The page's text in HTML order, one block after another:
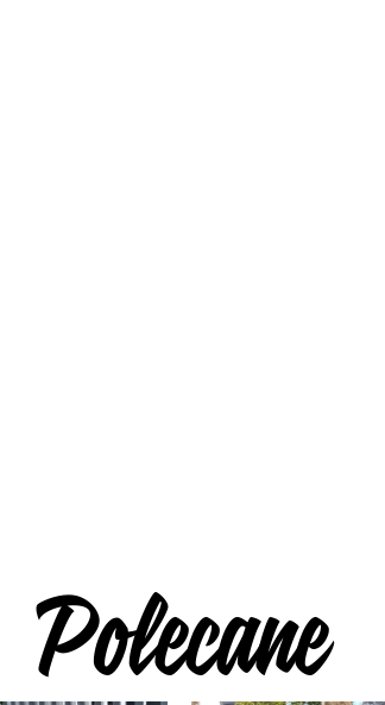
Polecane